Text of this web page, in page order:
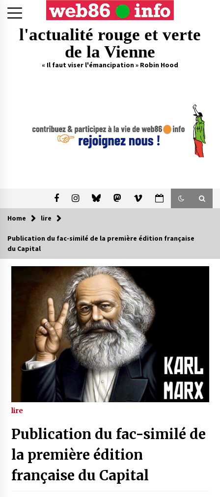
l'actualité rouge et verte
de la Vienne
« Il faut viser l'émancipation » Robin Hood
Home lire
Publication du fac-similé de la première édition française
du Capital
lire
Publication du fac-similé de
la première édition
française du Capital